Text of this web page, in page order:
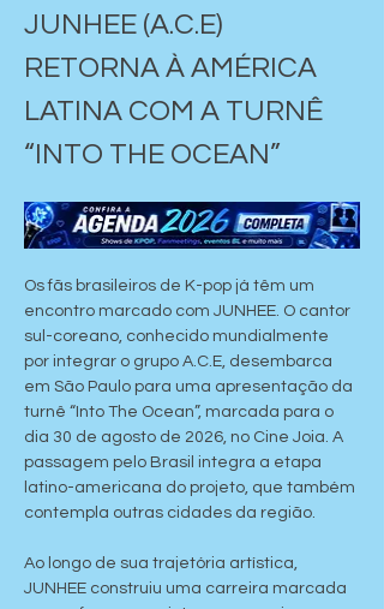
JUNHEE (A.C.E)
RETORNA À AMÉRICA
LATINA COM A TURNÊ
“INTO THE OCEAN”
Os fãs brasileiros de K-pop já têm um
encontro marcado com JUNHEE. O cantor
sul-coreano, conhecido mundialmente
por integrar o grupo A.C.E, desembarca
em São Paulo para uma apresentação da
turnê “Into The Ocean”, marcada para o
dia 30 de agosto de 2026, no Cine Joia. A
passagem pelo Brasil integra a etapa
latino-americana do projeto, que também
contempla outras cidades da região.
Ao longo de sua trajetória artística,
JUNHEE construiu uma carreira marcada